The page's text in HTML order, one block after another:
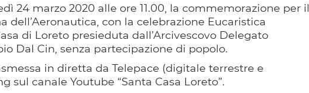
24 marzo 2020 alle ore 11.00, la commemorazione per il
dell’Aeronautica, con la celebrazione Eucaristica
di Loreto presieduta dall’Arcivescovo Delegato
Dal Cin, senza partecipazione di popolo.
in diretta da Telepace (digitale terrestre e
sul canale Youtube “Santa Casa Loreto”.